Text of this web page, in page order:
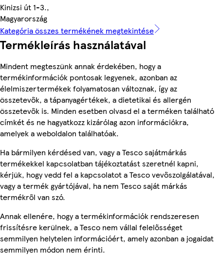
Kinizsi út 1-3.,
Magyarország
Kategória összes termékének megtekintése
Termékleírás használatával
Mindent megteszünk annak érdekében, hogy a
termékinformációk pontosak legyenek, azonban az
élelmiszertermékek folyamatosan változnak, így az
összetevők, a tápanyagértékek, a dietetikai és allergén
összetevők is. Minden esetben olvasd el a terméken található
címkét és ne hagyatkozz kizárólag azon információkra,
amelyek a weboldalon találhatóak.
Ha bármilyen kérdésed van, vagy a Tesco sajátmárkás
termékekkel kapcsolatban tájékoztatást szeretnél kapni,
kérjük, hogy vedd fel a kapcsolatot a Tesco vevőszolgálatával,
vagy a termék gyártójával, ha nem Tesco saját márkás
termékről van szó.
Annak ellenére, hogy a termékinformációk rendszeresen
frissítésre kerülnek, a Tesco nem vállal felelősséget
semmilyen helytelen információért, amely azonban a jogaidat
semmilyen módon nem érinti.